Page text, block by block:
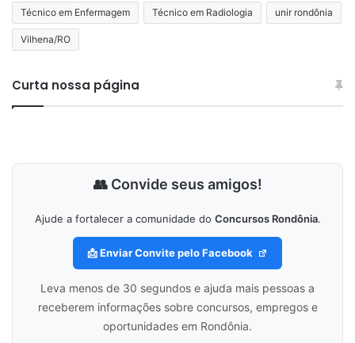
Técnico em Enfermagem Técnico em Radiologia unir rondônia
Vilhena/RO
Curta nossa página
👥 Convide seus amigos!
Ajude a fortalecer a comunidade do Concursos Rondônia.
📩 Enviar Convite pelo Facebook
Leva menos de 30 segundos e ajuda mais pessoas a
receberem informações sobre concursos, empregos e
oportunidades em Rondônia.